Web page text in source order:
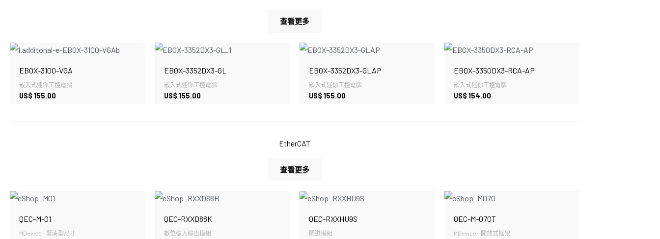
查看更多
EBOX-3100-VGA
嵌入式迷你工控電腦
US$ 155.00
EBOX-3352DX3-GL
嵌入式迷你工控電腦
US$ 155.00
EBOX-3352DX3-GLAP
嵌入式迷你工控電腦
US$ 155.00
EBOX-3350DX3-RCA-AP
嵌入式迷你工控電腦
US$ 154.00
EtherCAT
查看更多
QEC-M-01
MDevice – 緊湊型尺寸
QEC-RXXD88K
數位輸入輸出模組
QEC-RXXHU9S
閘道模組
QEC-M-070T
MDevice – 開放式框架